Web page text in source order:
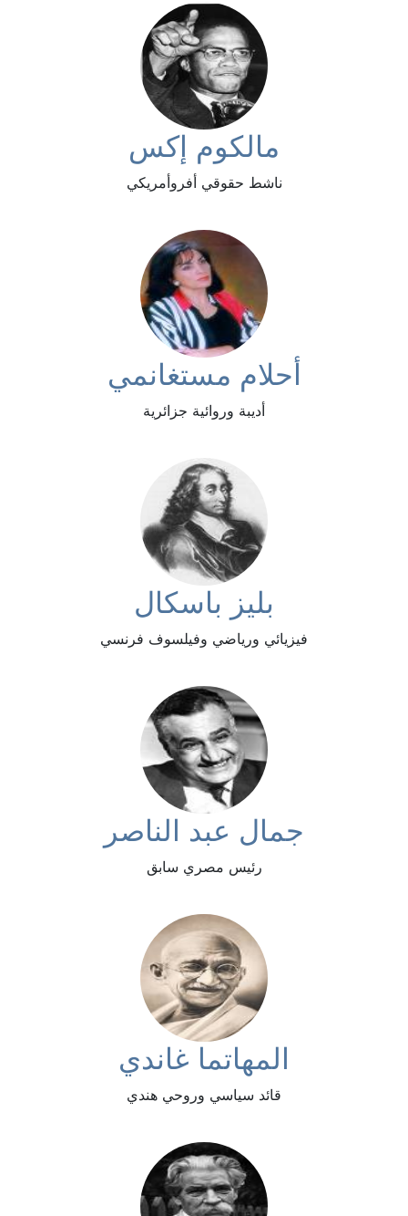
مالكوم إكس
ناشط حقوقي أفروأمريكي
أحلام مستغانمي
أديبة وروائية جزائرية
بليز باسكال
فيزيائي ورياضي وفيلسوف فرنسي
جمال عبد الناصر
رئيس مصري سابق
المهاتما غاندي
قائد سياسي وروحي هندي